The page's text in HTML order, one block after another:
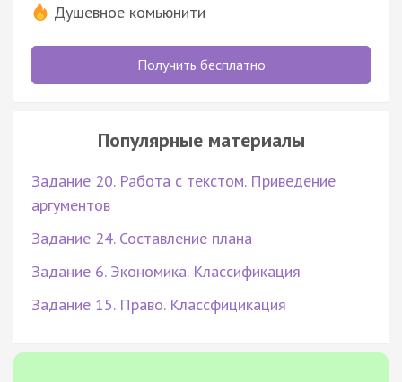
Душевное комьюнити
Получить бесплатно
Популярные материалы
Задание 20. Работа с текстом. Приведение
аргументов
Задание 24. Составление плана
Задание 6. Экономика. Классификация
Задание 15. Право. Классфицикация